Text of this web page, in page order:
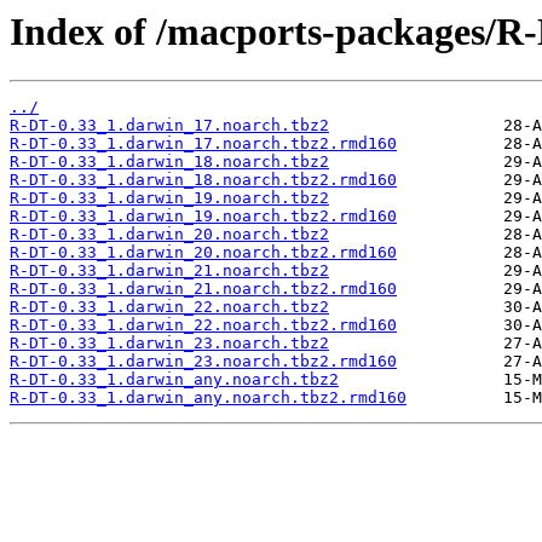
Index of /macports-packages/
../
R-DT-0.33_1.darwin_17.noarch.tbz2
R-DT-0.33_1.darwin_17.noarch.tbz2.rmd160
R-DT-0.33_1.darwin_18.noarch.tbz2
R-DT-0.33_1.darwin_18.noarch.tbz2.rmd160
R-DT-0.33_1.darwin_19.noarch.tbz2
R-DT-0.33_1.darwin_19.noarch.tbz2.rmd160
R-DT-0.33_1.darwin_20.noarch.tbz2
R-DT-0.33_1.darwin_20.noarch.tbz2.rmd160
R-DT-0.33_1.darwin_21.noarch.tbz2
R-DT-0.33_1.darwin_21.noarch.tbz2.rmd160
R-DT-0.33_1.darwin_22.noarch.tbz2
R-DT-0.33_1.darwin_22.noarch.tbz2.rmd160
R-DT-0.33_1.darwin_23.noarch.tbz2
R-DT-0.33_1.darwin_23.noarch.tbz2.rmd160
R-DT-0.33_1.darwin_any.noarch.tbz2
R-DT-0.33_1.darwin_any.noarch.tbz2.rmd160